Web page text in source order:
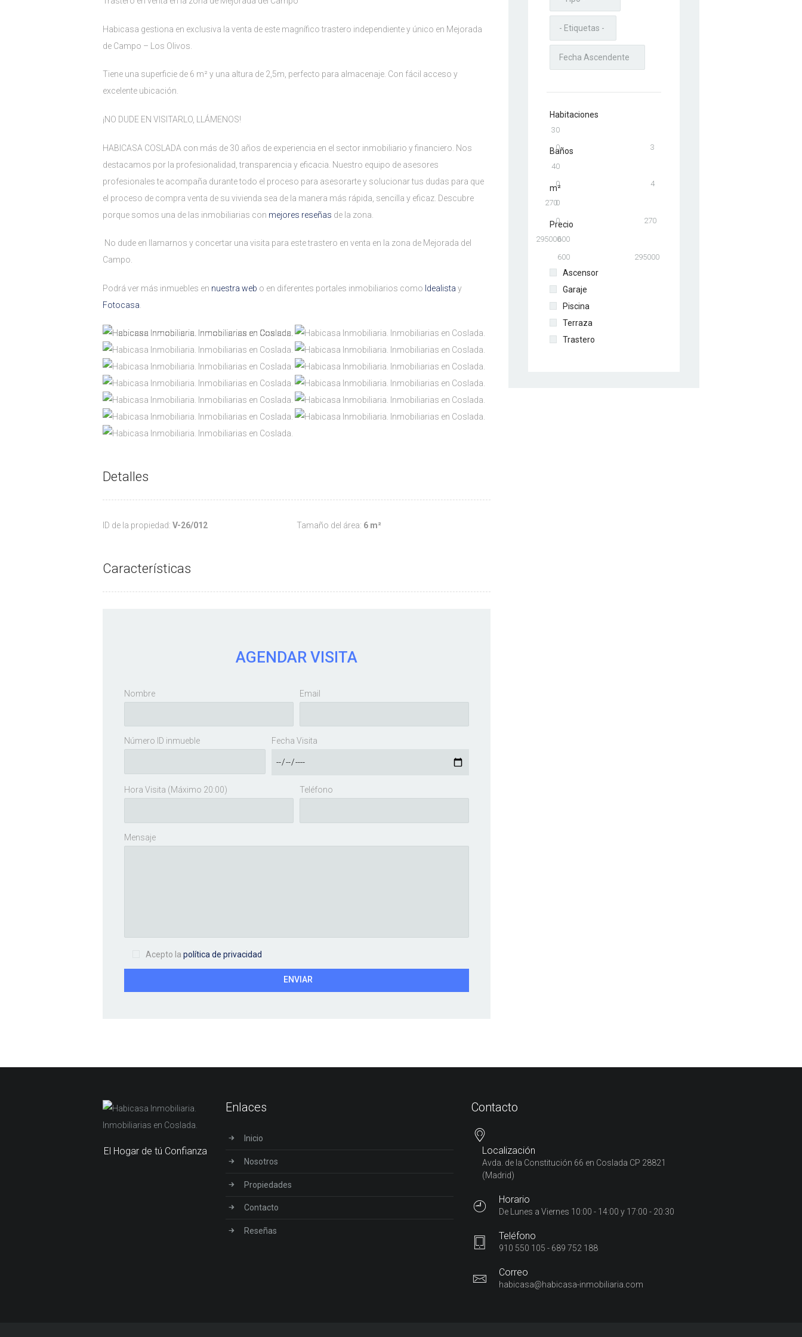
Habicasa gestiona en exclusiva la venta de este magnífico trastero independiente y único en Mejorada
de Campo – Los Olivos.
Tiene una superficie de 6 m² y una altura de 2,5m, perfecto para almacenaje. Con fácil acceso y
excelente ubicación.
¡NO DUDE EN VISITARLO, LLÁMENOS!
HABICASA COSLADA con más de 30 años de experiencia en el sector inmobiliario y financiero. Nos
destacamos por la profesionalidad, transparencia y eficacia. Nuestro equipo de asesores
profesionales te acompaña durante todo el proceso para asesorarte y solucionar tus dudas para que
el proceso de compra venta de su vivienda sea de la manera más rápida, sencilla y eficaz. Descubre
porque somos una de las inmobiliarias con mejores reseñas de la zona.
No dude en llamarnos y concertar una visita para este trastero en venta en la zona de Mejorada del
Campo.
Podrá ver más inmuebles en nuestra web o en diferentes portales inmobiliarios como Idealista y
Fotocasa
Detalles
ID de la propiedad: V-26/012 Tamaño del área: 6 m²
Características
AGENDAR VISITA
Nombre Email
Número ID inmueble Fecha Visita
Hora Visita (Máximo 20:00) Teléfono
Mensaje
Acepto lapolítica de privacidad
Habitaciones
0 3
0
3
Baños
0 4
0
4
m²
0 270
0
270
Precio
600 295000
600
295000
Ascensor
Garaje
Piscina
Terraza
Trastero
El Hogar de tú Confianza
Enlaces
Inicio
Nosotros
Propiedades
Contacto
Reseñas
Contacto
Localización
Avda. de la Constitución 66 en Coslada CP 28821
(Madrid)
Horario
De Lunes a Viernes 10:00 - 14:00 y 17:00 - 20:30
Teléfono
910 550 105 - 689 752 188
Correo
habicasa@habicasa-inmobiliaria.com